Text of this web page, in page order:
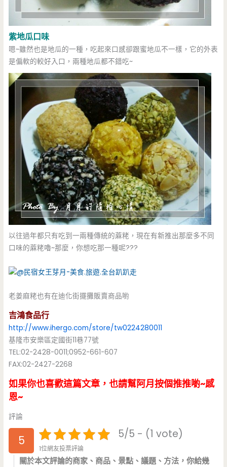
紫地瓜口味
嗯~雖然也是地瓜的一種，吃起來口感卻跟蜜地瓜不一樣，它的外表
是偏軟的較好入口，兩種地瓜都不錯吃~
以往過年都只有吃到一兩種傳統的蔴粩，現在有新推出那麼多不同
口味的蔴粩嚕~那麼，你想吃那一種呢???
老姜麻粩也有在迪化街擺攤販賣商品喲
吉鴻食品行
http://www.ihergo.com/store/tw0224280011
基隆市安樂區定國街11巷77號
TEL:02-2428-0011;0952-661-607
FAX:02-2427-2268
如果你也喜歡這篇文章，也請幫阿月按個推推喲~感
恩~
評論
5 5/5 - (1 vote)
1位網友投票評論
關於本文評論的商家、商品、景點、議題、方法，你給幾